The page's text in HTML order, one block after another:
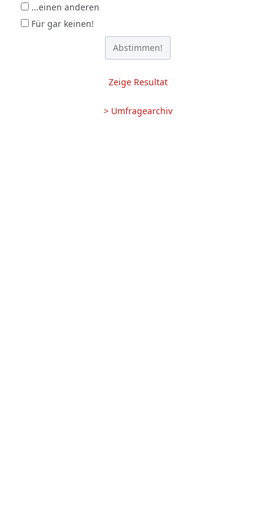
...einen anderen
Für gar keinen!
Zeige Resultat
> Umfragearchiv